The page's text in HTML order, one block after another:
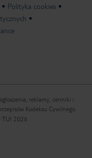
Polityka cookies
reklamy, cenniki i
Kodeksu Cywilnego.
2026